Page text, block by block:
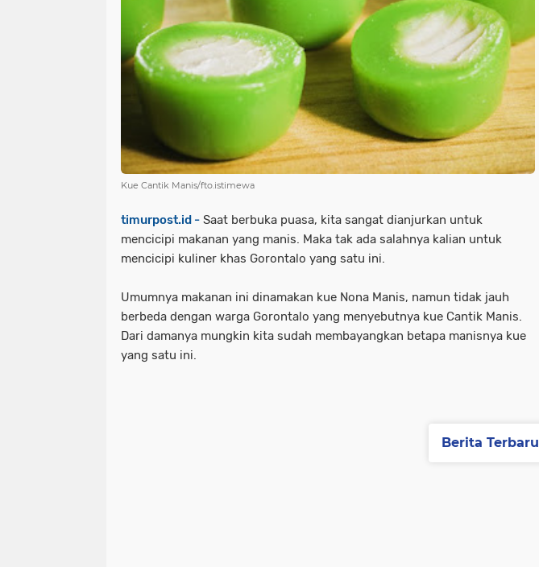
Kue Cantik Manis/fto.istimewa
timurpost.id - Saat berbuka puasa, kita sangat dianjurkan untuk
mencicipi makanan yang manis. Maka tak ada salahnya kalian untuk
mencicipi kuliner khas Gorontalo yang satu ini.
Umumnya makanan ini dinamakan kue Nona Manis, namun tidak jauh
berbeda dengan warga Gorontalo yang menyebutnya kue Cantik Manis.
Dari damanya mungkin kita sudah membayangkan betapa manisnya kue
yang satu ini.
Berita Terbaru